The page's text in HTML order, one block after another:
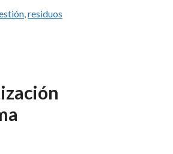
,residuos